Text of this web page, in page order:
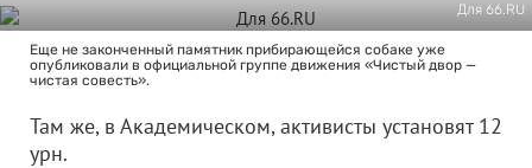
Для 66.RU
Еще не законченный памятник прибирающейся собаке уже
опубликовали в официальной группе движения «Чистый двор —
чистая совесть».
Там же, в Академическом, активисты установят 12
урн.